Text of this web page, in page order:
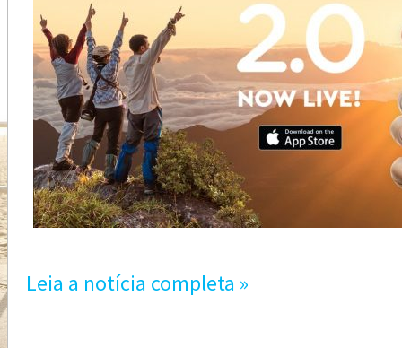
Leia a notícia completa »